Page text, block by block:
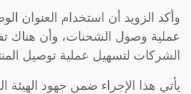
وأكد الزويد أن استخدام العنوان
عملية وصول الشحنات، وأن هناك
الشركات لتسهيل عملية توصيل
يأتي هذا الإجراء ضمن جهود الهيئة